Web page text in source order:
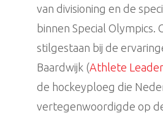
van divisioning en de
binnen Special Olympics.
stilgestaan bij de
Baardwijk (Athlete Leader
de hockeyploeg die
vertegenwoordigde op